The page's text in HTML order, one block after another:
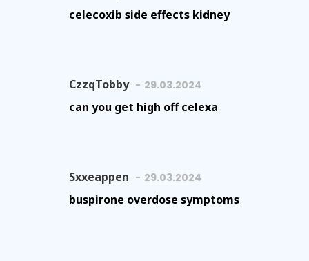
celecoxib side effects kidney
CzzqTobby 29.03.2024
can you get high off celexa
Sxxeappen 29.03.2024
buspirone overdose symptoms